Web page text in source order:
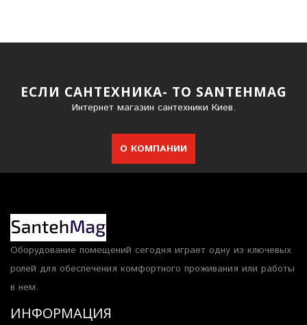
ЕСЛИ САНТЕХНИКА- ТО SANTEHMAG
Интернет магазин сантехники Киев.
О КОМПАНИИ
Оборудование помещений сегодня играет одну из ключевых
ролей для обеспечения комфортного проживания или работы
в нем.
ИНФОРМАЦИЯ